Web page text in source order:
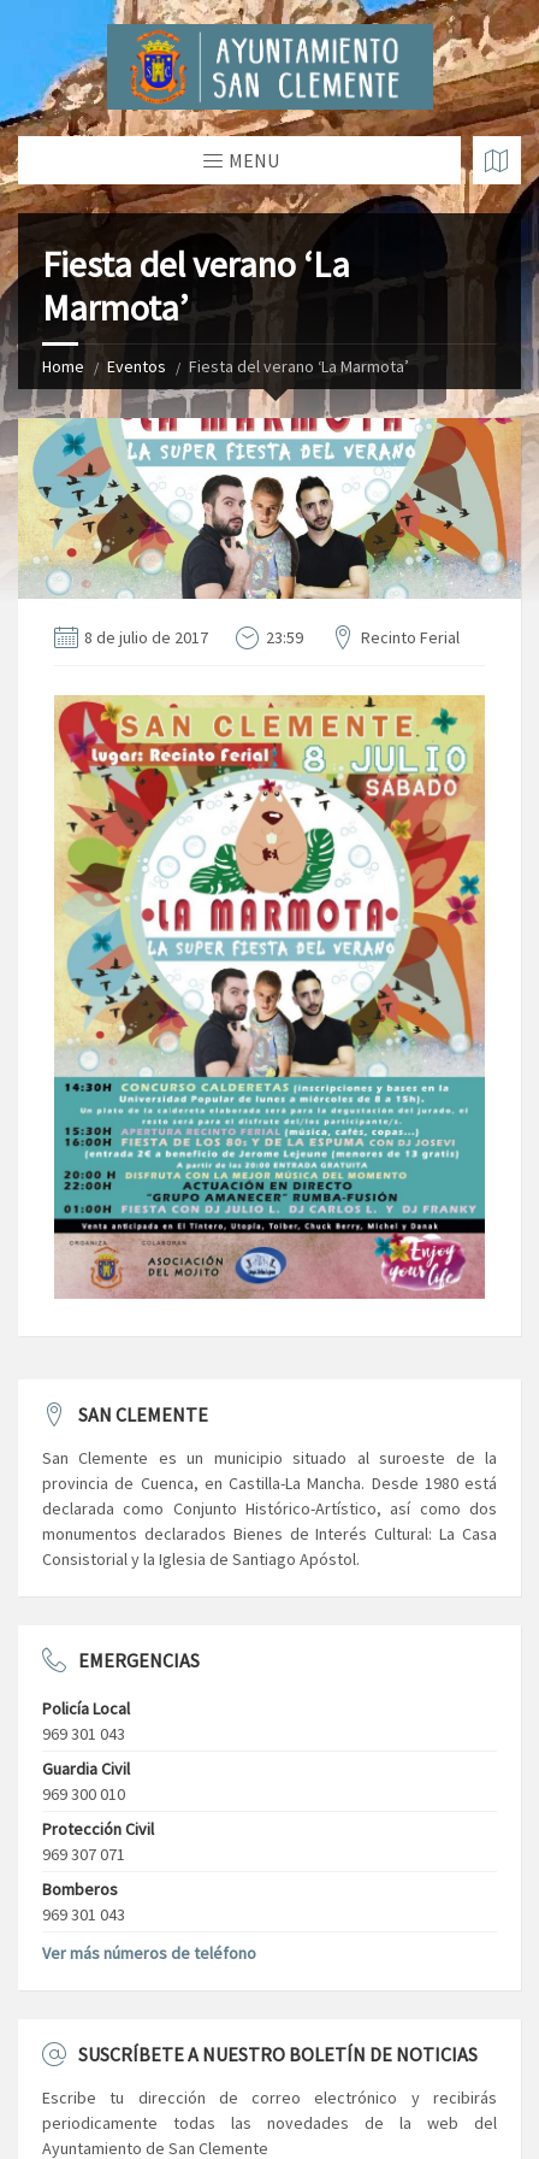
MENU
Fiesta del verano ‘La
Marmota’
Home Eventos Fiesta del verano ‘La Marmota’
8 de julio de 2017 23:59 Recinto Ferial
SAN CLEMENTE
San Clemente es un municipio situado al suroeste de la
provincia de Cuenca, en Castilla-La Mancha. Desde 1980 está
declarada como Conjunto Histórico-Artístico, así como dos
monumentos declarados Bienes de Interés Cultural: La Casa
Consistorial y la Iglesia de Santiago Apóstol.
EMERGENCIAS
Policía Local
969 301 043
Guardia Civil
969 300 010
Protección Civil
969 307 071
Bomberos
969 301 043
Ver más números de teléfono
SUSCRÍBETE A NUESTRO BOLETÍN DE NOTICIAS
Escribe tu dirección de correo electrónico y recibirás
periodicamente todas las novedades de la web del
Ayuntamiento de San Clemente